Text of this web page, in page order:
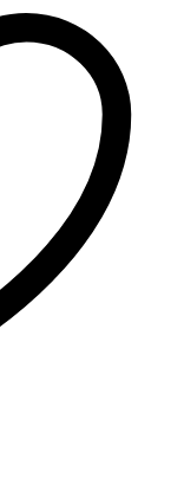
вариаций.
Опции
можно
выбрать
на
странице
товара.